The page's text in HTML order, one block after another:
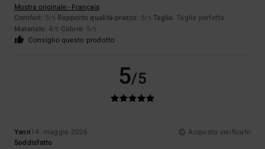
Mostra originale - Français
Comfort: 5/5 Rapporto qualità-prezzo: 5/5 Taglia: Taglia perfetta
Materiale: 4/5 Colore: 5/5
Consiglio questo prodotto
5/5
Yann14. maggio 2026
Acquisto verificato
Soddisfatto